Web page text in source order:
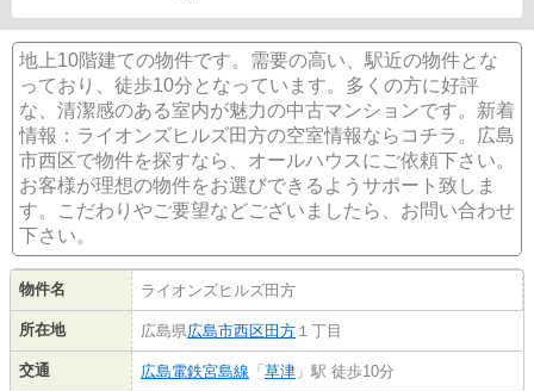
地上10階建ての物件です。需要の高い、駅近の物件とな
っており、徒歩10分となっています。多くの方に好評
な、清潔感のある室内が魅力の中古マンションです。新着
情報：ライオンズヒルズ田方の空室情報ならコチラ。広島
市西区で物件を探すなら、オールハウスにご依頼下さい。
お客様が理想の物件をお選びできるようサポート致しま
す。こだわりやご要望などございましたら、お問い合わせ
下さい。
物件名 ライオンズヒルズ田方
所在地 広島県広島市西区田方 １丁目
交通 広島電鉄宮島線 「草津 」駅 徒歩10分